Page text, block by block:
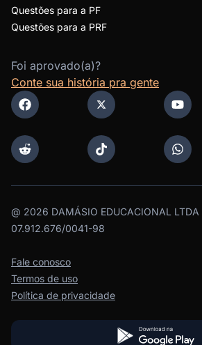
Questões para a PF
Questões para a PRF
Foi aprovado(a)?
Conte sua história pra gente
@ 2026 DAMÁSIO EDUCACIONAL LTDA
07.912.676/0041-98
Fale conosco
Termos de uso
Política de privacidade